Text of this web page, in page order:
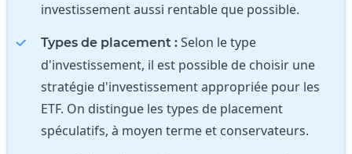
investissement aussi rentable que possible.
Types de placement : Selon le type
d'investissement, il est possible de choisir une
stratégie d'investissement appropriée pour les
ETF. On distingue les types de placement
spéculatifs, à moyen terme et conservateurs.